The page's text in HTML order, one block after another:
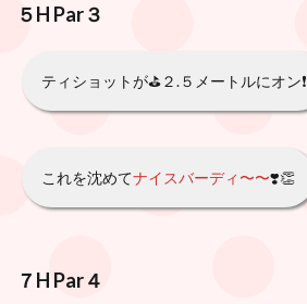
５H Par３
ティショットが⛳️２.５メートルにオン❗️
これを沈めてナイスバーディ〜〜❣️👏
７H Par４